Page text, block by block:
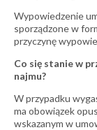
Wypowiedzenie
sporządzone w
przyczynę
Co się stanie w
najmu?
W przypadku
ma obowiązek
wskazanym w